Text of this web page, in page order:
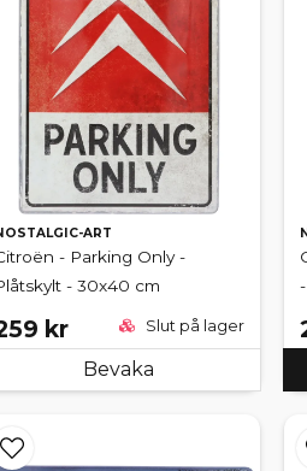
ART
- Parking Only -
- 30x40 cm
kr Slut på lager
Bevaka